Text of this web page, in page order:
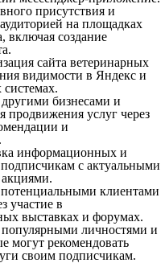
присутствия и
на площадках
включая создание
сайта ветеринарных
видимости в Яндекс и
бизнесами и
продвижения услуг через
и
информационных и
с актуальными
клиентами
участие в
выставках и форумах.
популярными личностями и
могут рекомендовать
своим подписчикам.